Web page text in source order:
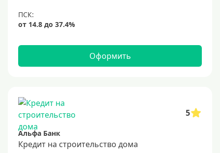
3 года
4 года
9 лет
10 лет
15 лет
Оформить
5
Альфа Банк
Кредит на строительство дома